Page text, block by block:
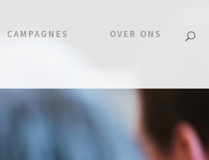
CAMPAGNES OVER ONS